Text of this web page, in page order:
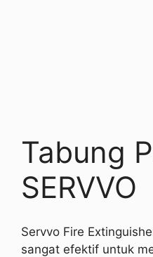
Tabung
SERVVO
Servvo Fire
sangat efektif untuk